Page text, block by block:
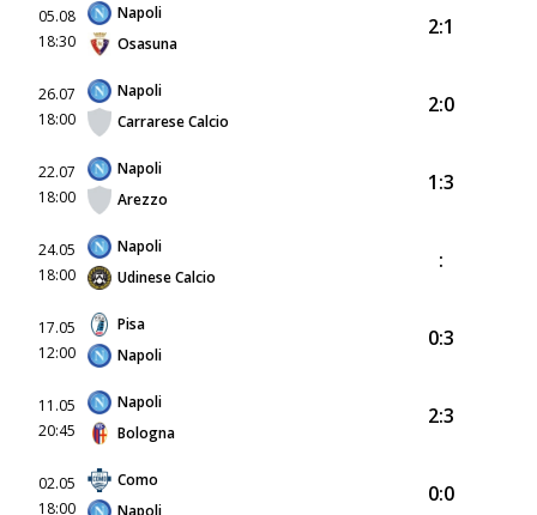
05.08
18:30
Napoli
Osasuna
2:1
26.07
18:00
Napoli
Carrarese Calcio
2:0
22.07
18:00
Napoli
Arezzo
1:3
24.05
18:00
Napoli
Udinese Calcio
:
17.05
12:00
Pisa
Napoli
0:3
11.05
20:45
Napoli
Bologna
2:3
02.05
18:00
Como
Napoli
0:0